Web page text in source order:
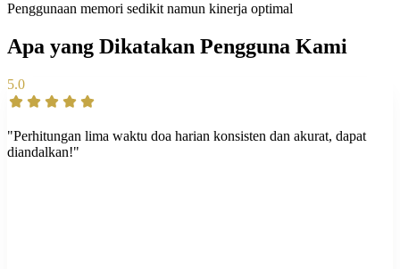
Penggunaan memori sedikit namun kinerja optimal
Apa yang Dikatakan Pengguna Kami
5.0
"Perhitungan lima waktu doa harian konsisten dan akurat, dapat
diandalkan!"